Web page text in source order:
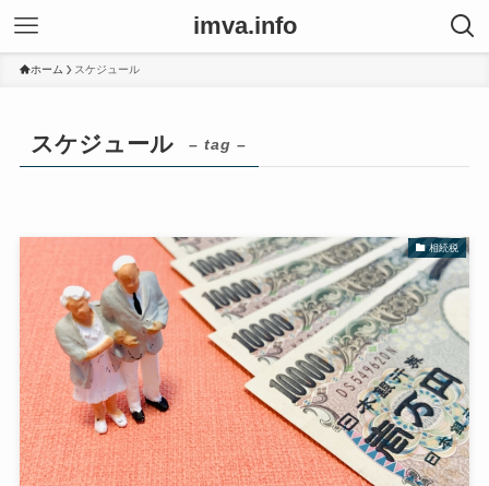
imva.info
ホーム スケジュール
スケジュール – tag –
相続税